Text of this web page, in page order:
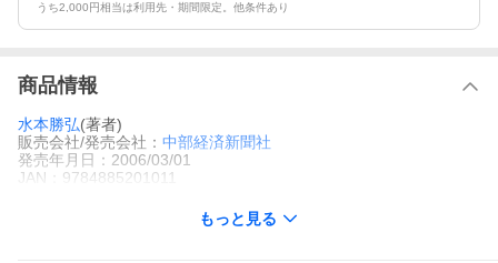
うち2,000円相当は利用先・期間限定。他条件あり
商品情報
水本勝弘(著者)
販売会社/発売会社： 中部経済新聞社
発売年月日：2006/03/01
JAN：9784885201011
もっと見る